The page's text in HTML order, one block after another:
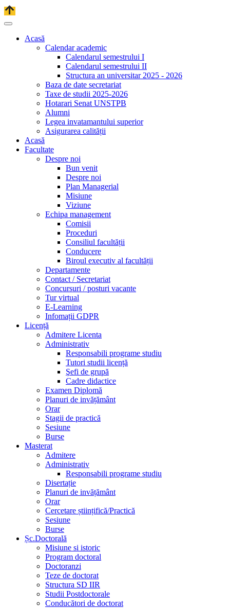
Acasă
Calendar academic
Calendarul semestrului I
Calendarul semestrului II
Structura an universitar 2025 - 2026
Baza de date secretariat
Taxe de studii 2025-2026
Hotarari Senat UNSTPB
Alumni
Legea invatamantului superior
Asigurarea calității
Acasă
Facultate
Despre noi
Bun venit
Despre noi
Plan Managerial
Misiune
Viziune
Echipa management
Comisii
Proceduri
Consiliul facultății
Conducere
Biroul executiv al facultății
Departamente
Contact / Secretariat
Concursuri / posturi vacante
Tur virtual
E-Learning
Infomații GDPR
Licență
Admitere Licenta
Administrativ
Responsabili programe studiu
Tutori studii licență
Şefi de grupă
Cadre didactice
Examen Diplomă
Planuri de invățământ
Orar
Stagii de practică
Sesiune
Burse
Masterat
Admitere
Administrativ
Responsabili programe studiu
Disertație
Planuri de invățământ
Orar
Cercetare științifică/Practică
Sesiune
Burse
Șc.Doctorală
Misiune si istoric
Program doctoral
Doctoranzi
Teze de doctorat
Structura SD IIR
Studii Postdoctorale
Conducători de doctorat